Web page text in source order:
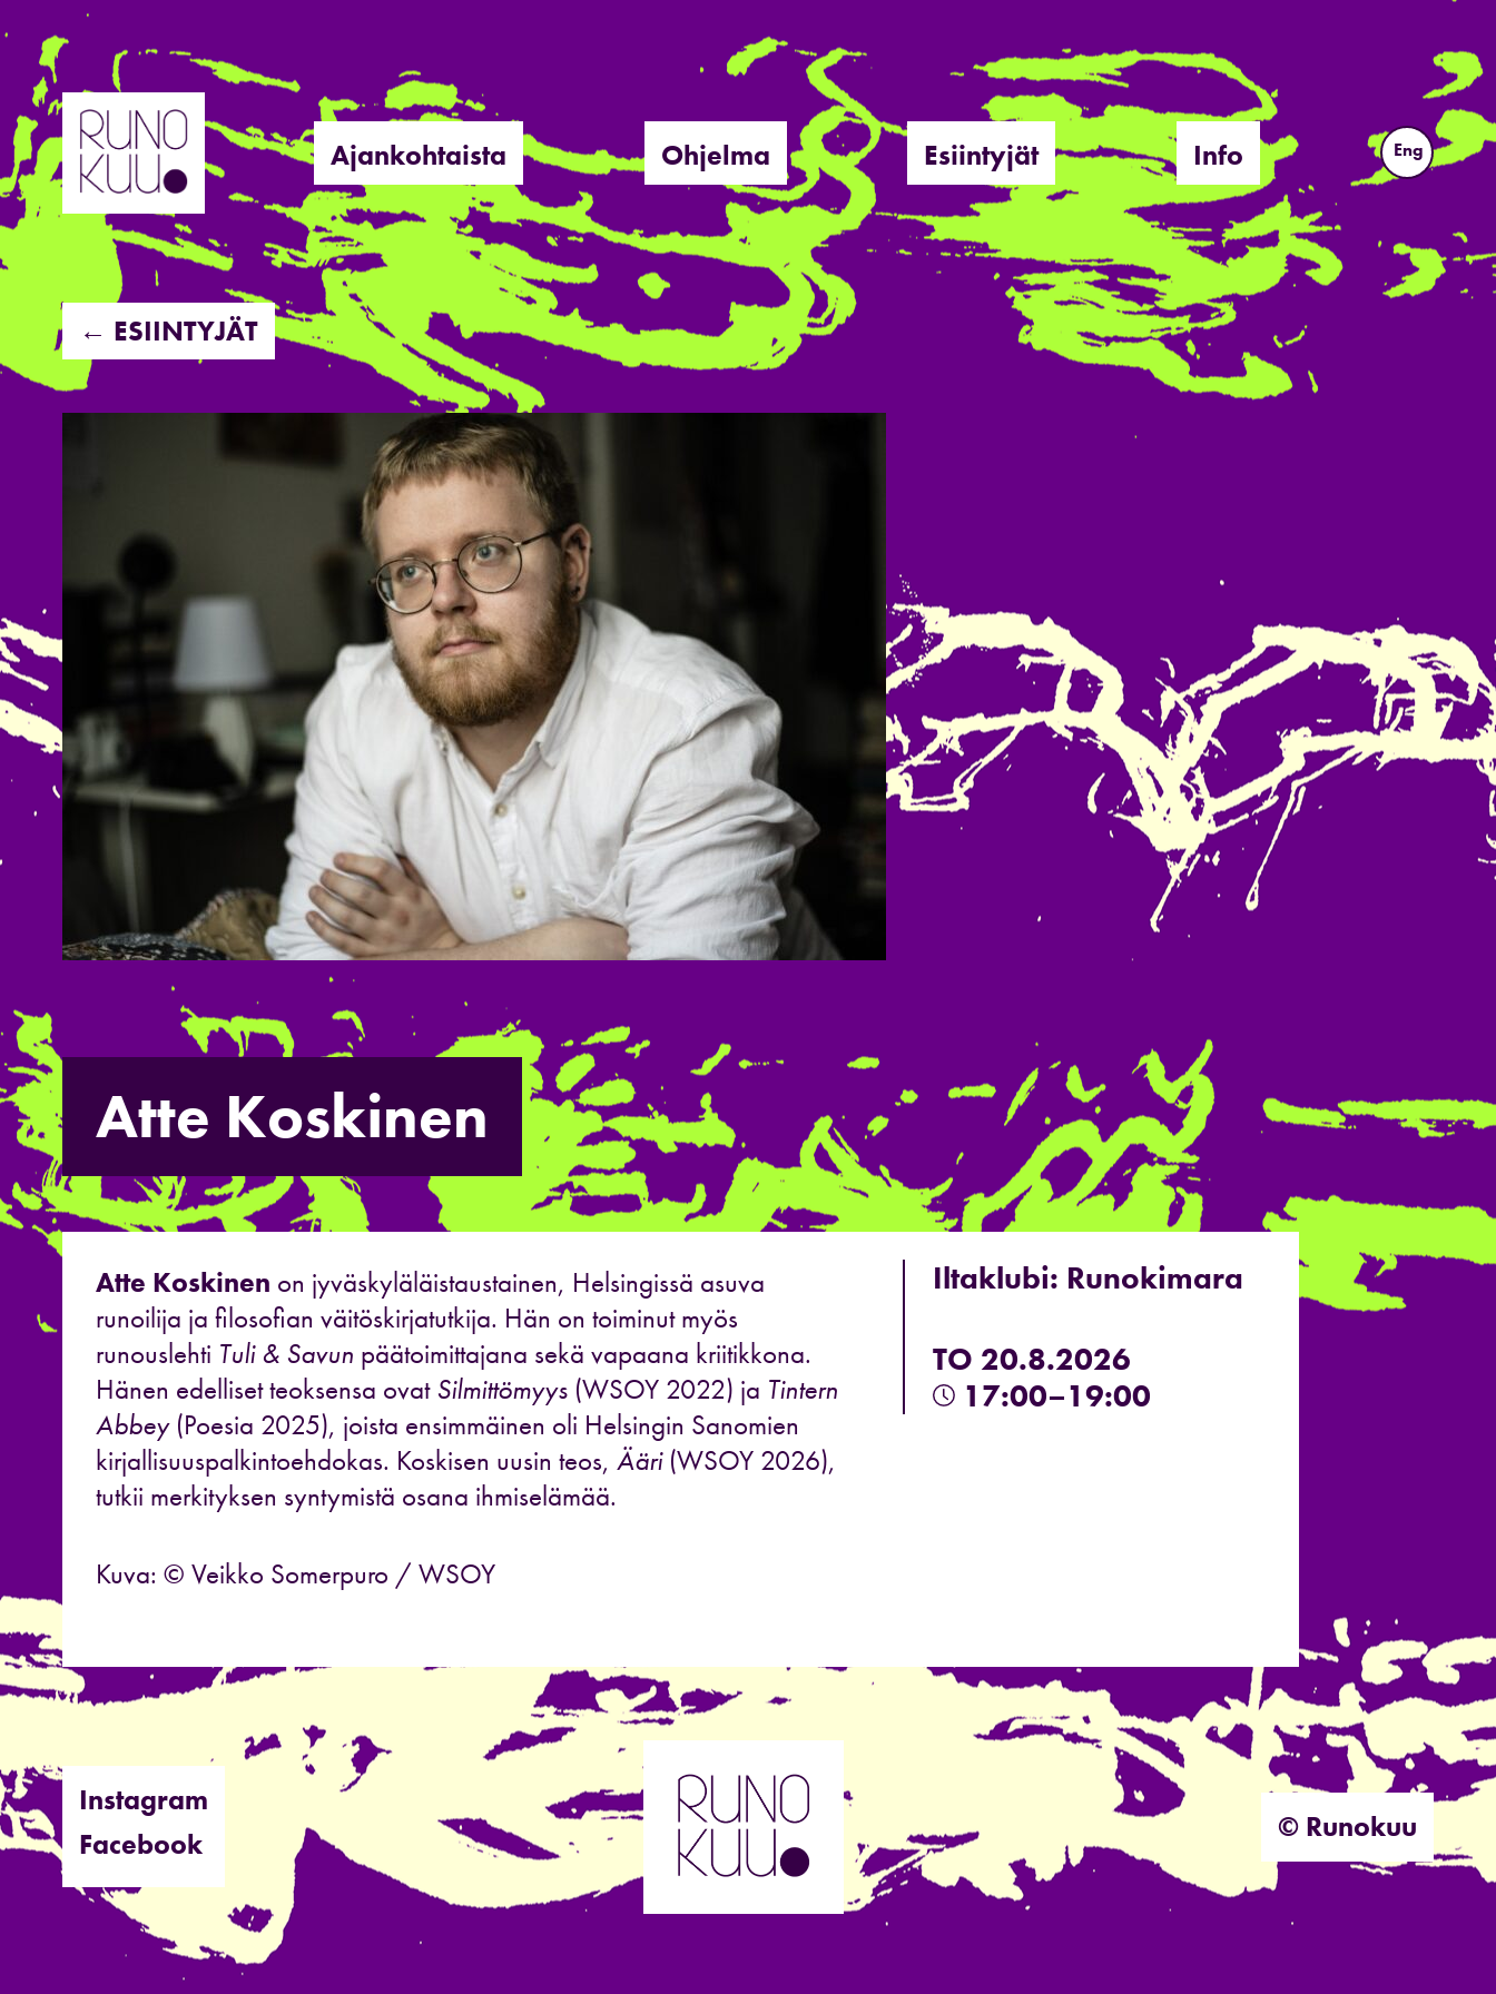
Hyppää
sisältöön
Ajankohtaista Ohjelma Esiintyjät Info Eng
← ESIINTYJÄT
Atte Koskinen
Iltaklubi: Runokimara
TO 20.8.2026
17:00–19:00
Atte Koskinen on jyväskyläläistaustainen, Helsingissä asuva
runoilija ja filosofian väitöskirjatutkija. Hän on toiminut myös
runouslehti Tuli & Savun päätoimittajana sekä vapaana kriitikkona.
Hänen edelliset teoksensa ovatSilmittömyys (WSOY 2022) ja Tintern
Abbey (Poesia 2025), joista ensimmäinen oli Helsingin Sanomien
kirjallisuuspalkintoehdokas. Koskisen uusin teos, Ääri (WSOY 2026),
tutkii merkityksen syntymistä osana ihmiselämää.
Kuva: © Veikko Somerpuro / WSOY
Instagram
Facebook
© Runokuu